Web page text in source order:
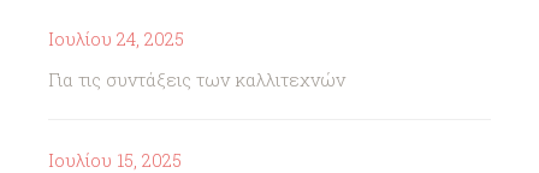
Ιουλίου 24, 2025
Για τις συντάξεις των καλλιτεχνών
Ιουλίου 15, 2025